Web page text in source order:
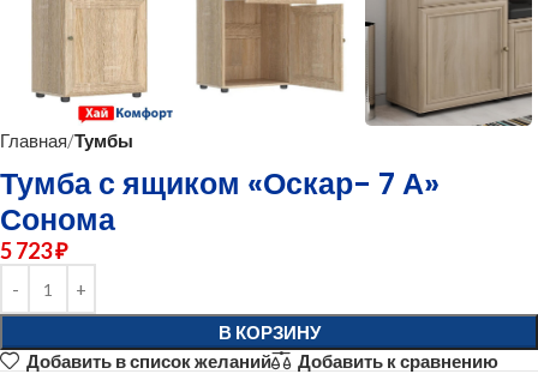
Главная Тумбы
Тумба с ящиком «Оскар- 7 А»
Сонома
5 723₽
В КОРЗИНУ
Добавить в список желаний
Добавить к сравнению